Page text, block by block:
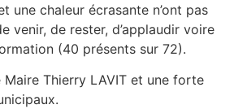
une chaleur écrasante n’ont pas
venir, de rester, d’applaudir voire
(40 présents sur 72).
Maire Thierry LAVIT et une forte